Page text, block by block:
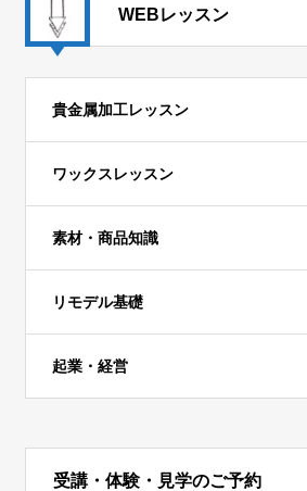
WEBレッスン
貴金属加工レッスン
ワックスレッスン
素材・商品知識
リモデル基礎
起業・経営
受講・体験・見学のご予約